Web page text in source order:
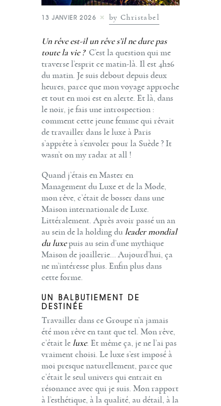
13 JANVIER 2026 by Christabel
Un rêve est-il un rêve s’il ne dure pas
toute la vie ? C’est la question qui me
traverse l’esprit ce matin-là. Il est 4h26
du matin. Je suis debout depuis deux
heures, parce que mon voyage approche
et tout en moi est en alerte. Et là, dans
le noir, je fais une introspection :
comment cette jeune femme qui rêvait
de travailler dans le luxe à Paris
s’apprête à s’envoler pour la Suède ? It
wasn’t on my radar at all !
Quand j’étais en Master en
Management du Luxe et de la Mode,
mon rêve, c’était de bosser dans une
Maison internationale de Luxe.
Littéralement. Après avoir passé un an
au sein de la holding du leader mondial
du luxepuis au sein d’une mythique
Maison de joaillerie… Aujourd’hui, ça
ne m’intéresse plus. Enfin plus dans
cette forme.
UN BALBUTIEMENT DE
DESTINÉE
Travailler dans ce Groupe n’a jamais
été mon rêve en tant que tel. Mon rêve,
c’était le luxe. Et même ça, je ne l’ai pas
vraiment choisi. Le luxe s’est imposé à
moi presque naturellement, parce que
c’était le seul univers qui entrait en
résonance avec qui je suis. Mon rapport
à l’esthétique, à la qualité, au détail, à la